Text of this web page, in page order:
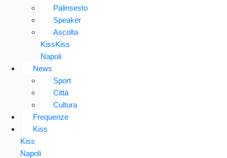
Palinsesto
Speaker
Ascolta
KissKiss
Napoli
News
Sport
Città
Cultura
Frequenze
Kiss
Kiss
Napoli